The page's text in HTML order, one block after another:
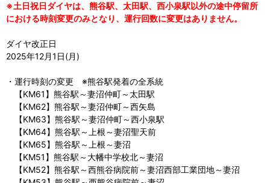
※土日祝日ダイヤは、熊谷駅、太田駅、西小泉駅以外の途中停留所
における時刻変更のみとなり、運行回数に変更はありません。
ダイヤ改正日
2025年12月1日(月)
・運行時刻の変更 ※熊谷駅発着の全系統
【KM61】熊谷駅～妻沼仲町～太田駅
【KM62】熊谷駅～妻沼仲町～西矢島
【KM63】熊谷駅～妻沼仲町～西小泉駅
【KM64】熊谷駅～上根～妻沼聖天前
【KM65】熊谷駅～上根～妻沼
【KM51】熊谷駅～大幡中学校北～妻沼
【KM52】熊谷駅～西熊谷病院前～妻沼西部工業団地～妻沼